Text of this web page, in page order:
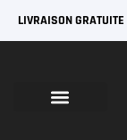
LIVRAISON GRATUITE